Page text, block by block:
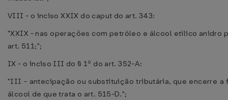
VIII - o inciso XXIX do caput do art. 343:
"XXIX - nas operações com petróleo e álcool etílico anidro
art. 511;";
IX - o inciso III do § 1º do art. 352-A:
"III - antecipação ou substituição tributária, que encerre
álcool de que trata o art. 515-D.";